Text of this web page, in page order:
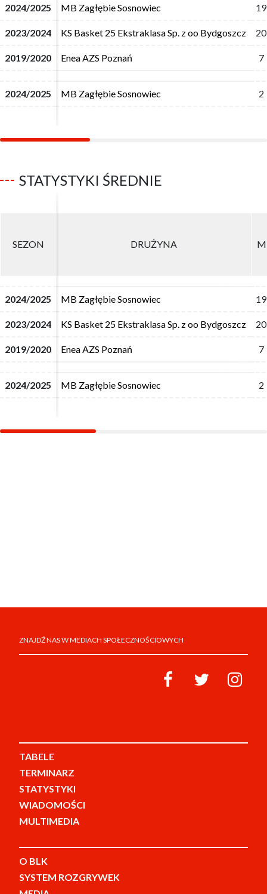
2024/2025 MB Zagłębie Sosnowiec 19
2023/2024 KS Basket 25 Ekstraklasa Sp. z oo Bydgoszcz 20
2019/2020 Enea AZS Poznań 7
2024/2025 MB Zagłębie Sosnowiec 2
2024/2025 MB Zagłębie Sosnowiec 19
2023/2024 KS Basket 25 Ekstraklasa Sp. z oo Bydgoszcz 20
2019/2020 Enea AZS Poznań 7
2024/2025 MB Zagłębie Sosnowiec 2
STATYSTYKI ŚREDNIE
SEZON DRUŻYNA M
2024/2025 MB Zagłębie Sosnowiec 19
2023/2024 KS Basket 25 Ekstraklasa Sp. z oo Bydgoszcz 20
2019/2020 Enea AZS Poznań 7
2024/2025 MB Zagłębie Sosnowiec 2
SEZON DRUŻYNA M
2024/2025 MB Zagłębie Sosnowiec 19
2023/2024 KS Basket 25 Ekstraklasa Sp. z oo Bydgoszcz 20
2019/2020 Enea AZS Poznań 7
2024/2025 MB Zagłębie Sosnowiec 2
ZNAJDŹ NAS W MEDIACH SPOŁECZNOŚCIOWYCH
TABELE
TERMINARZ
STATYSTYKI
WIADOMOŚCI
MULTIMEDIA
O BLK
SYSTEM ROZGRYWEK